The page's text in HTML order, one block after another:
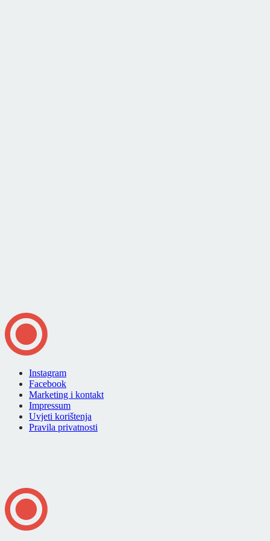
Instagram
Facebook
Marketing i kontakt
Impressum
Uvjeti korištenja
Pravila privatnosti